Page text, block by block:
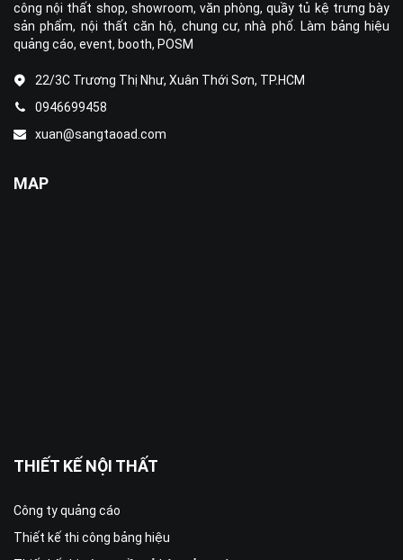
công nội thất shop, showroom, văn phòng, quầy tủ kệ trưng bày
sản phẩm, nội thất căn hộ, chung cư, nhà phố. Làm bảng hiệu
quảng cáo, event, booth, POSM
22/3C Trương Thị Như, Xuân Thới Sơn, TP.HCM
0946699458
xuan@sangtaoad.com
MAP
THIẾT KẾ NỘI THẤT
Công ty quảng cáo
Thiết kế thi công bảng hiệu